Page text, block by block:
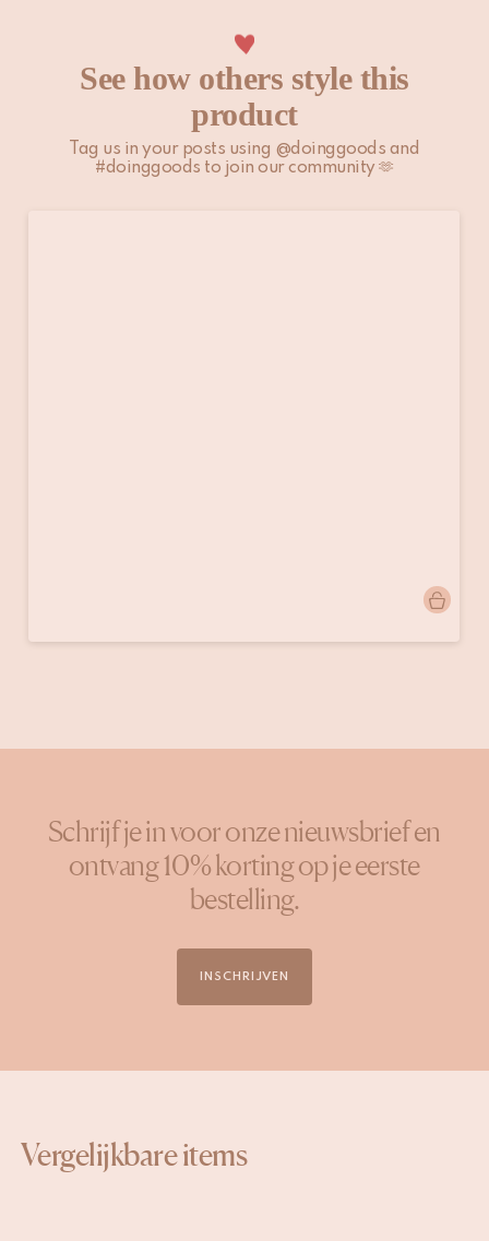
Houd er rekening mee dat niet-EU-klanten zelf
verantwoordelijk zijn voor eventuele invoerrechten, lokale
belastingen en toeslagen.
Bekijk onze Verzenden & Bezorgen
pagina voor meer
informatie.
See how others style this
product
Tag us in your posts using @doinggoods and
#doinggoods to join our community 🫶
gepubliceerd
Schrijf je in voor onze nieuwsbrief en
ontvang 10% korting op je eerste
bestelling.
INSCHRIJVEN
Vergelijkbare items